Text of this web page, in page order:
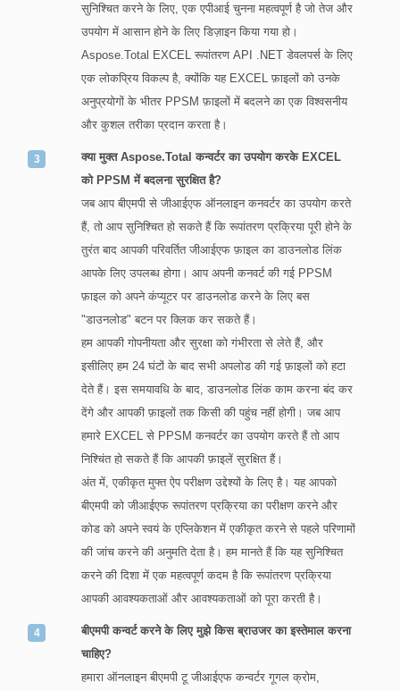
सुनिश्चित करने के लिए, एक एपीआई चुनना महत्वपूर्ण है जो तेज और
उपयोग में आसान होने के लिए डिज़ाइन किया गया हो।
Aspose.Total EXCEL रूपांतरण API .NET डेवलपर्स के लिए
एक लोकप्रिय विकल्प है, क्योंकि यह EXCEL फ़ाइलों को उनके
अनुप्रयोगों के भीतर PPSM फ़ाइलों में बदलने का एक विश्वसनीय
और कुशल तरीका प्रदान करता है।
क्या मुक्त Aspose.Total कन्वर्टर का उपयोग करके EXCEL
को PPSM में बदलना सुरक्षित है?
जब आप बीएमपी से जीआईएफ ऑनलाइन कनवर्टर का उपयोग करते
हैं, तो आप सुनिश्चित हो सकते हैं कि रूपांतरण प्रक्रिया पूरी होने के
तुरंत बाद आपकी परिवर्तित जीआईएफ फ़ाइल का डाउनलोड लिंक
आपके लिए उपलब्ध होगा। आप अपनी कनवर्ट की गई PPSM
फ़ाइल को अपने कंप्यूटर पर डाउनलोड करने के लिए बस
"डाउनलोड" बटन पर क्लिक कर सकते हैं।
हम आपकी गोपनीयता और सुरक्षा को गंभीरता से लेते हैं, और
इसीलिए हम 24 घंटों के बाद सभी अपलोड की गई फ़ाइलों को हटा
देते हैं। इस समयावधि के बाद, डाउनलोड लिंक काम करना बंद कर
देंगे और आपकी फ़ाइलों तक किसी की पहुंच नहीं होगी। जब आप
हमारे EXCEL से PPSM कनवर्टर का उपयोग करते हैं तो आप
निश्चिंत हो सकते हैं कि आपकी फ़ाइलें सुरक्षित हैं।
अंत में, एकीकृत मुफ्त ऐप परीक्षण उद्देश्यों के लिए है। यह आपको
बीएमपी को जीआईएफ रूपांतरण प्रक्रिया का परीक्षण करने और
कोड को अपने स्वयं के एप्लिकेशन में एकीकृत करने से पहले परिणामों
की जांच करने की अनुमति देता है। हम मानते हैं कि यह सुनिश्चित
करने की दिशा में एक महत्वपूर्ण कदम है कि रूपांतरण प्रक्रिया
आपकी आवश्यकताओं और आवश्यकताओं को पूरा करती है।
बीएमपी कन्वर्ट करने के लिए मुझे किस ब्राउजर का इस्तेमाल करना
चाहिए?
हमारा ऑनलाइन बीएमपी टू जीआईएफ कन्वर्टर गूगल क्रोम,